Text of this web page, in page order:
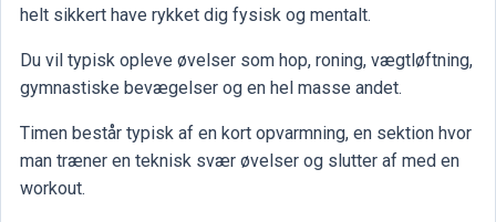
helt sikkert have rykket dig fysisk og mentalt.
Du vil typisk opleve øvelser som hop, roning, vægtløftning,
gymnastiske bevægelser og en hel masse andet.
Timen består typisk af en kort opvarmning, en sektion hvor
man træner en teknisk svær øvelser og slutter af med en
workout.